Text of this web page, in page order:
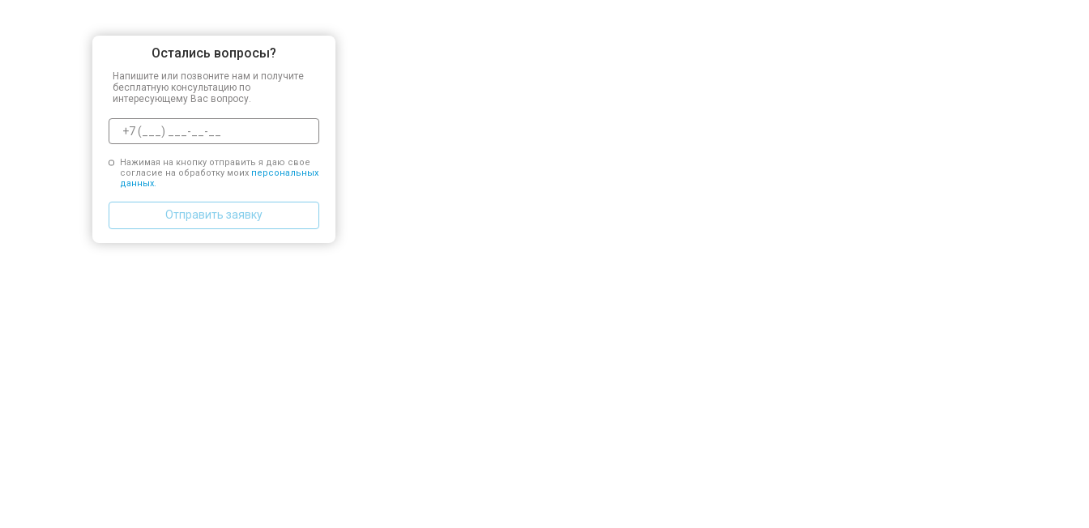
Остались вопросы?
Напишите или позвоните нам и получите
бесплатную консультацию по
интересующему Вас вопросу.
Нажимая на кнопку отправить я даю свое
согласие на обработку моих персональных
данных.
Отправить заявку